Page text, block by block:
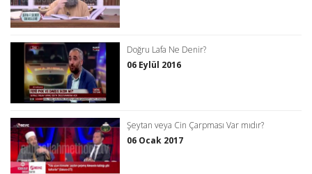
Doğru Lafa Ne Denir?
06 Eylül 2016
Şeytan veya Cin Çarpması Var mıdır?
06 Ocak 2017